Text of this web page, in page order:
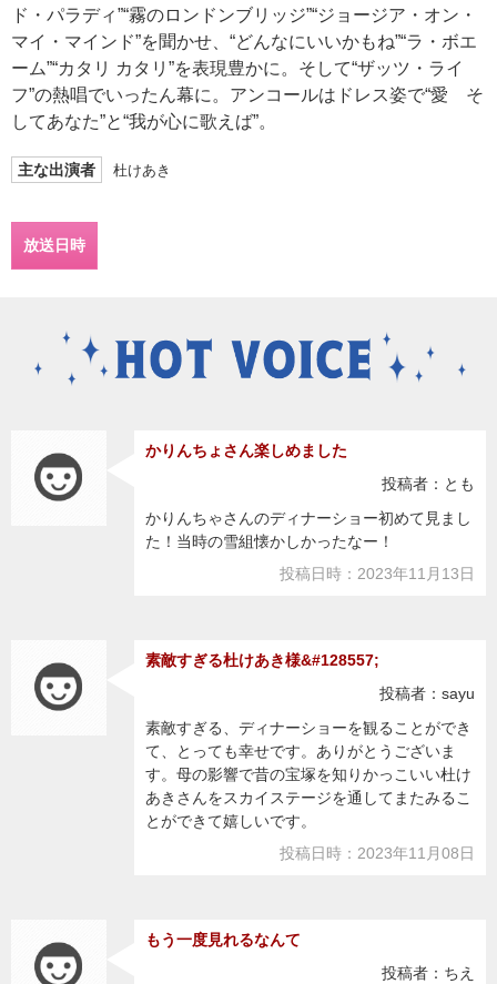
ド・パラディ”“霧のロンドンブリッジ”“ジョージア・オン・
マイ・マインド”を聞かせ、“どんなにいいかもね”“ラ・ボエ
ーム”“カタリ カタリ”を表現豊かに。そして“ザッツ・ライ
フ”の熱唱でいったん幕に。アンコールはドレス姿で“愛 そ
してあなた”と“我が心に歌えば”。
主な出演者 杜けあき
放送日時
かりんちょさん楽しめました
投稿者：とも
かりんちゃさんのディナーショー初めて見まし
た！当時の雪組懐かしかったなー！
投稿日時：2023年11月13日
素敵すぎる杜けあき様&#128557;
投稿者：sayu
素敵すぎる、ディナーショーを観ることができ
て、とっても幸せです。ありがとうございま
す。母の影響で昔の宝塚を知りかっこいい杜け
あきさんをスカイステージを通してまたみるこ
とができて嬉しいです。
投稿日時：2023年11月08日
もう一度見れるなんて
投稿者：ちえ